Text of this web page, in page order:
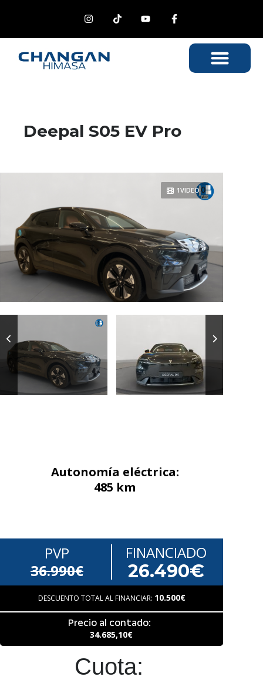
Deepal S05 EV Pro
1VIDEO
Autonomía eléctrica:
485 km
PVP
36.990€
FINANCIADO
26.490€
DESCUENTO TOTAL AL FINANCIAR: 10.500€
Precio al contado:
34.685,10€
Cuota: